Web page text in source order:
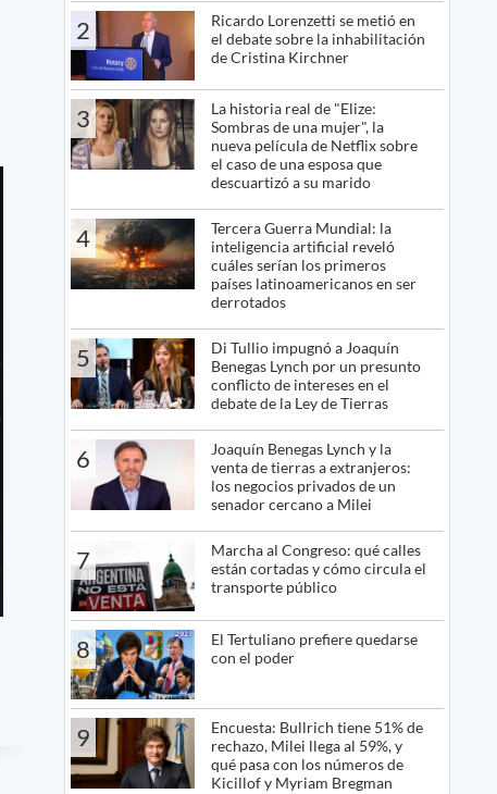
2
Ricardo Lorenzetti se metió en
el debate sobre la inhabilitación
de Cristina Kirchner
3
La historia real de "Elize:
Sombras de una mujer", la
nueva película de Netflix sobre
el caso de una esposa que
descuartizó a su marido
4
Tercera Guerra Mundial: la
inteligencia artificial reveló
cuáles serían los primeros
países latinoamericanos en ser
derrotados
5
Di Tullio impugnó a Joaquín
Benegas Lynch por un presunto
conflicto de intereses en el
debate de la Ley de Tierras
6
Joaquín Benegas Lynch y la
venta de tierras a extranjeros:
los negocios privados de un
senador cercano a Milei
7
Marcha al Congreso: qué calles
están cortadas y cómo circula el
transporte público
8
El Tertuliano prefiere quedarse
con el poder
9
Encuesta: Bullrich tiene 51% de
rechazo, Milei llega al 59%, y
qué pasa con los números de
Kicillof y Myriam Bregman